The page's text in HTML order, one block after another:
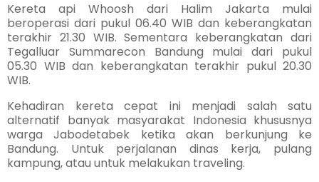
Kereta api Whoosh dari Halim Jakarta mulai
beroperasi dari pukul 06.40 WIB dan keberangkatan
terakhir 21.30 WIB. Sementara keberangkatan dari
Tegalluar Summarecon Bandung mulai dari pukul
05.30 WIB dan keberangkatan terakhir pukul 20.30
WIB.
Kehadiran kereta cepat ini menjadi salah satu
alternatif banyak masyarakat Indonesia khususnya
warga Jabodetabek ketika akan berkunjung ke
Bandung. Untuk perjalanan dinas kerja, pulang
kampung, atau untuk melakukan traveling.